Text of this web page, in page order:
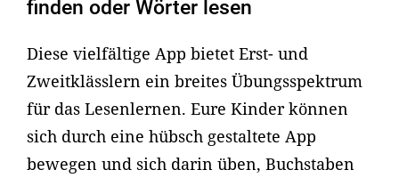
finden oder Wörter lesen
Diese vielfältige App bietet Erst- und
Zweitklässlern ein breites Übungsspektrum
für das Lesenlernen. Eure Kinder können
sich durch eine hübsch gestaltete App
bewegen und sich darin üben, Buchstaben